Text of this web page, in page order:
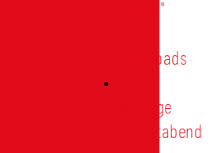
"digital"
Downloads
Vorträge
Heimatabend